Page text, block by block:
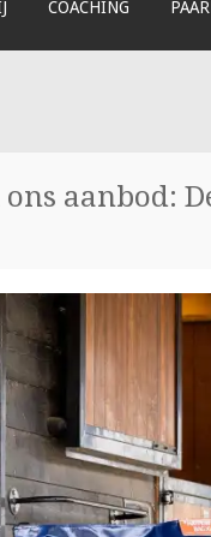
COACHING
aanbod: